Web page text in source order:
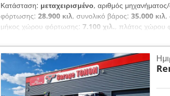
Κατάσταση: μεταχειρισμένο, αριθμός
φόρτωσης: 28.900 κιλ, συνολικό βάρος: 35.000 κιλ,
μήκος χώρου φόρτωσης: 7.100 χιλ., πλάτος χώρου
,
ασημί, Εξοπλισμός:ABS, Ταμπούρο φρένων
Πλατφόρμα Άξονες SAF Αναδιπλούμενος